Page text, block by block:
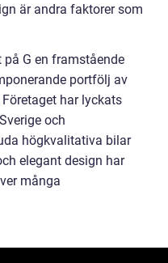
är andra faktorer som
G en framstående
portfölj av
har lyckats
och
högkvalitativa bilar
elegant design har
många